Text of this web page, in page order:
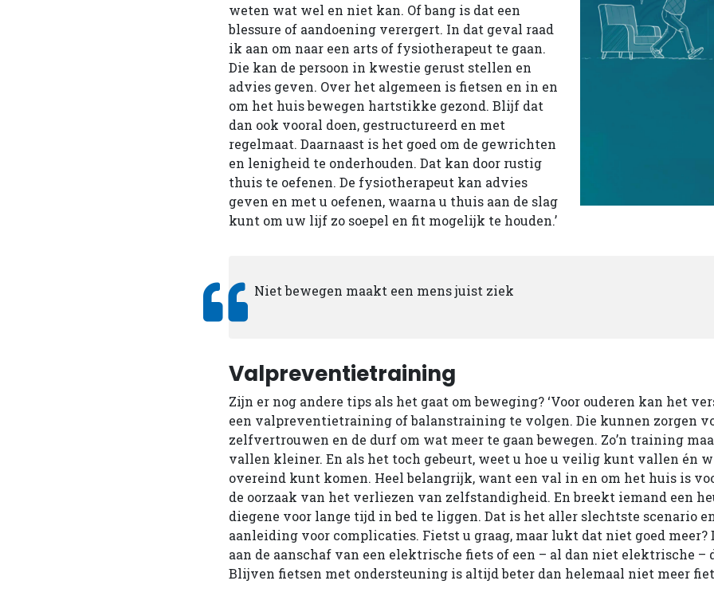
weten wat wel en niet kan. Of bang is dat een
blessure of aandoening verergert. In dat geval raad
ik aan om naar een arts of fysiotherapeut te gaan.
Die kan de persoon in kwestie gerust­ stellen en
advies geven. Over het algemeen is fietsen en in en
om het huis bewegen hartstikke gezond. Blijf dat
dan ook vooral doen, gestructureerd en met
regelmaat. Daarnaast is het goed om de gewrichten
en lenigheid te onderhouden. Dat kan door rustig
thuis te oefenen. De fysiotherapeut kan advies
geven en met u oefenen, waarna u thuis aan de slag
kunt om uw lijf zo soepel en fit mogelijk te houden.’
Niet bewegen maakt een mens juist ziek
Valpreventietraining
Zijn er nog andere tips als het gaat om beweging? ‘Voor ouderen kan het
een valpreventietraining of balanstraining te volgen. Die kunnen zorgen
zelfvertrouwen en de durf om wat meer te gaan bewegen. Zo’n training
vallen kleiner. En als het toch gebeurt, weet u hoe u veilig kunt vallen én
overeind kunt komen. Heel belangrijk, want een val in en om het huis is
de oorzaak van het verliezen van zelfstandigheid. En breekt iemand een
diegene voor lange tijd in bed te liggen. Dat is het aller­ slechtste scenario
aanleiding voor complicaties. Fietst u graag, maar lukt dat niet goed meer?
aan de aanschaf van een elektrische fiets of een – al dan niet elektrische –
Blijven fietsen met ondersteuning is altijd beter dan helemaal niet meer